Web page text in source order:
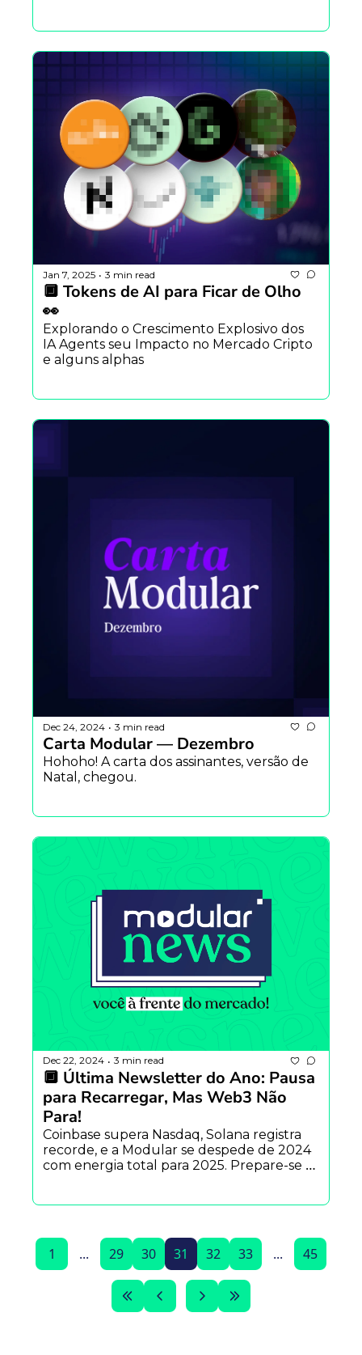
Jan 7, 2025 • 3 min read
🔲 Tokens de AI para Ficar de Olho
👀
Explorando o Crescimento Explosivo dos
IA Agents seu Impacto no Mercado Cripto
e alguns alphas
Dec 24, 2024 • 3 min read
Carta Modular — Dezembro
Hohoho! A carta dos assinantes, versão de
Natal, chegou.
Dec 22, 2024 • 3 min read
🔲 Última Newsletter do Ano: Pausa
para Recarregar, Mas Web3 Não
Para!
Coinbase supera Nasdaq, Solana registra
recorde, e a Modular se despede de 2024
com energia total para 2025. Prepare-se
1 ... 29 30 31 32 33 ... 45